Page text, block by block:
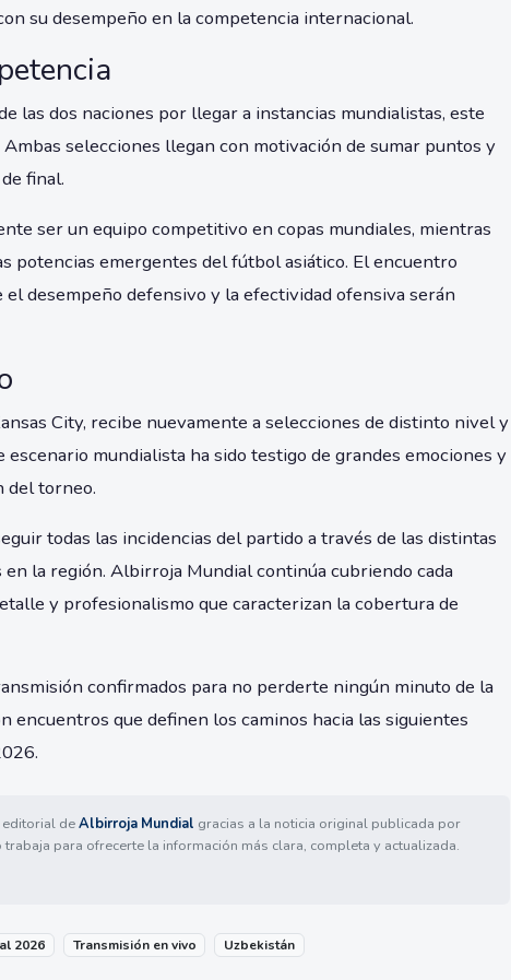
su desempeño en la competencia internacional.
las dos naciones por llegar a instancias mundialistas, este
selecciones llegan con motivación de sumar puntos y
final.
ser un equipo competitivo en copas mundiales, mientras
potencias emergentes del fútbol asiático. El encuentro
desempeño defensivo y la efectividad ofensiva serán
City, recibe nuevamente a selecciones de distinto nivel y
mundialista ha sido testigo de grandes emociones y
del torneo.
todas las incidencias del partido a través de las distintas
la región. Albirroja Mundial continúa cubriendo cada
y profesionalismo que caracterizan la cobertura de
confirmados para no perderte ningún minuto de la
encuentros que definen los caminos hacia las siguientes
deAlbirroja Mundial gracias a la noticia original publicada por
trabaja para ofrecerte la información más clara, completa y actualizada.
2026 Transmisión en vivo Uzbekistán